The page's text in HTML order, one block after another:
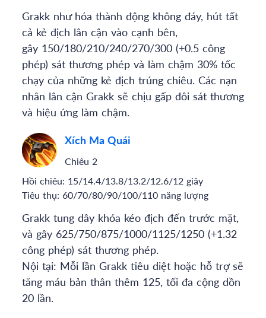
Grakk như hóa thành động không đáy, hút tất
cả kẻ địch lân cận vào cạnh bên,
gây 150/180/210/240/270/300 (+0.5 công
phép) sát thương phép và làm chậm 30% tốc
chạy của những kẻ địch trúng chiêu. Các nạn
nhân lân cận Grakk sẽ chịu gấp đôi sát thương
và hiệu ứng làm chậm.
Xích Ma Quái
Chiêu 2
Hồi chiêu: 15/14.4/13.8/13.2/12.6/12 giây
Tiêu thụ: 60/70/80/90/100/110 năng lượng
Grakk tung dây khóa kéo địch đến trước mặt,
và gây 625/750/875/1000/1125/1250 (+1.32
công phép) sát thương phép.
Nội tại: Mỗi lần Grakk tiêu diệt hoặc hỗ trợ sẽ
tăng máu bản thân thêm 125, tối đa cộng dồn
20 lần.